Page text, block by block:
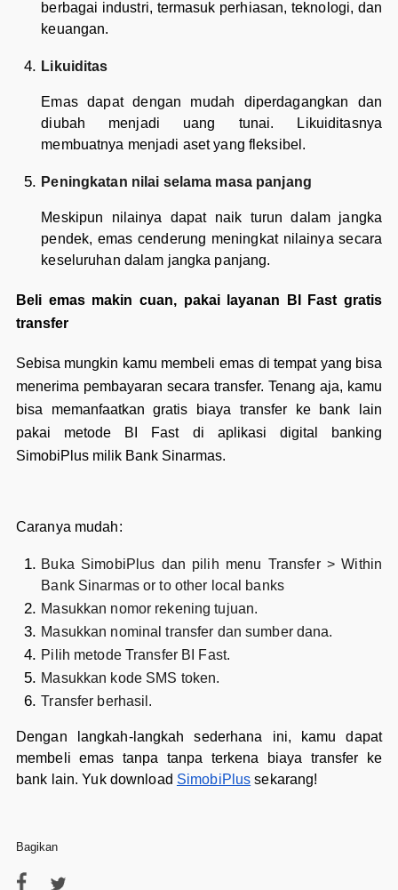
berbagai industri, termasuk perhiasan, teknologi, dan
keuangan.
Likuiditas
Emas dapat dengan mudah diperdagangkan dan
diubah menjadi uang tunai. Likuiditasnya
membuatnya menjadi aset yang fleksibel.
Peningkatan nilai selama masa panjang
Meskipun nilainya dapat naik turun dalam jangka
pendek, emas cenderung meningkat nilainya secara
keseluruhan dalam jangka panjang.
Beli emas makin cuan, pakai layanan BI Fast gratis
transfer
Sebisa mungkin kamu membeli emas di tempat yang bisa
menerima pembayaran secara transfer. Tenang aja, kamu
bisa memanfaatkan gratis biaya transfer ke bank lain
pakai metode BI Fast di aplikasi digital banking
SimobiPlus milik Bank Sinarmas.
Caranya mudah:
Buka SimobiPlus dan pilih menu Transfer >Within
Bank Sinarmas or to other local banks
Masukkan nomor rekening tujuan.
Masukkan nominal transfer dan sumber dana.
Pilih metode Transfer BI Fast.
Masukkan kode SMS token.
Transfer berhasil.
Dengan langkah-langkah sederhana ini, kamu dapat
membeli emas tanpa tanpa terkena biaya transfer ke
bank lain. Yuk download SimobiPlus sekarang!
Bagikan